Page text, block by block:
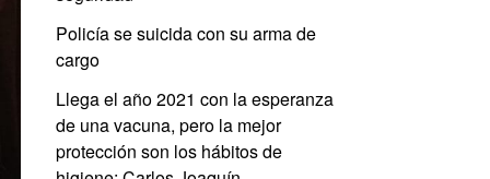
Policía se suicida con su arma de
cargo
Llega el año 2021 con la esperanza
de una vacuna, pero la mejor
protección son los hábitos de